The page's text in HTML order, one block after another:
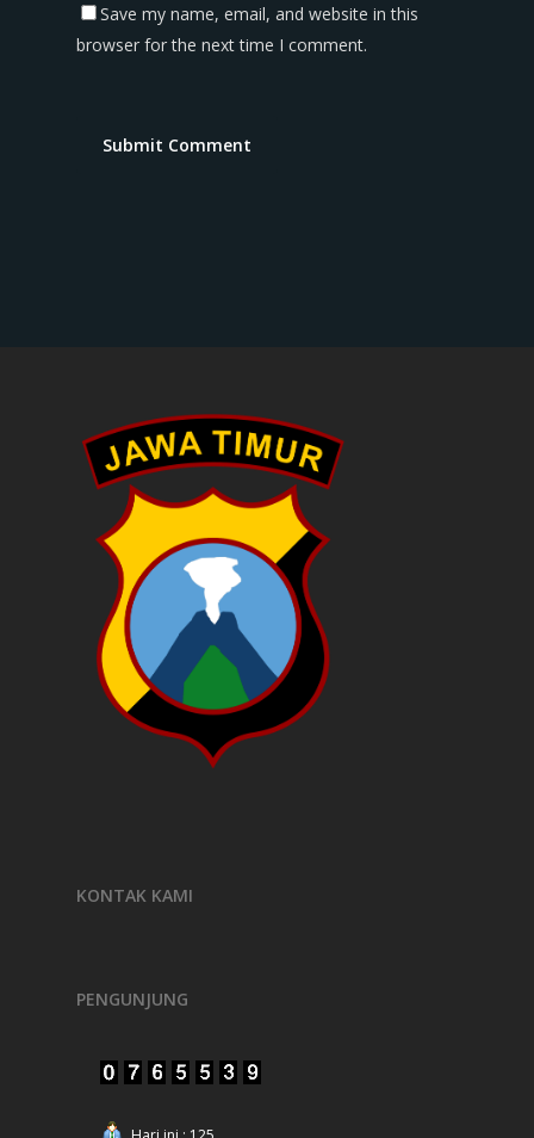
Save my name, email, and website in this
browser for the next time I comment.
KONTAK KAMI
PENGUNJUNG